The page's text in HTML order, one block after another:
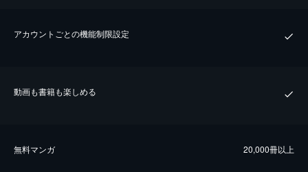
アカウントごとの機能制限設定
動画も書籍も楽しめる
無料マンガ 20,000冊以上